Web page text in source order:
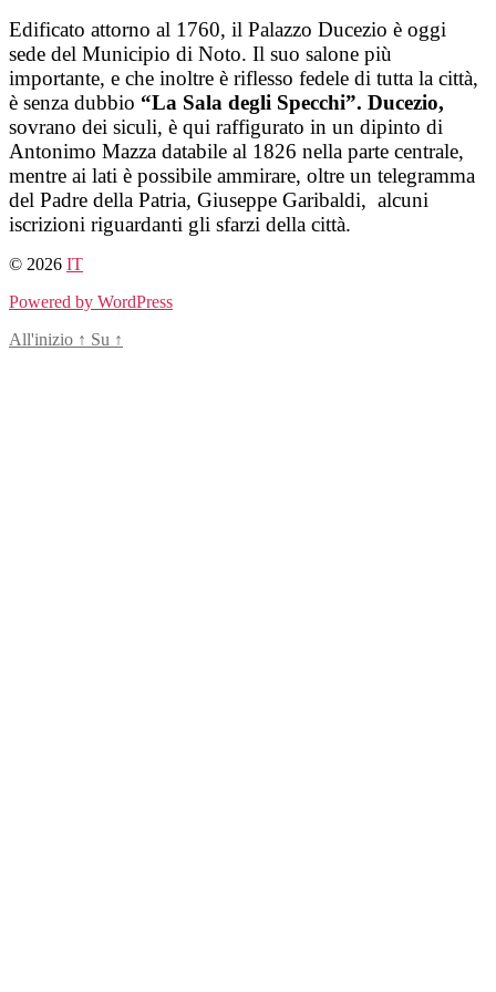
Salta
contenuto
Edificato attorno al 1760, il Palazzo Ducezio è oggi
sede del Municipio di Noto. Il suo salone più
importante, e che inoltre è riflesso fedele di tutta la città,
è senza dubbio “La Sala degli Specchi”. Ducezio,
sovrano dei siculi, è qui raffigurato in un dipinto di
Antonimo Mazza databile al 1826 nella parte centrale,
mentre ai lati è possibile ammirare, oltre un telegramma
del Padre della Patria, Giuseppe Garibaldi, alcuni
iscrizioni riguardanti gli sfarzi della città.
© 2026 IT
Powered by WordPress
All'inizio ↑ Su ↑